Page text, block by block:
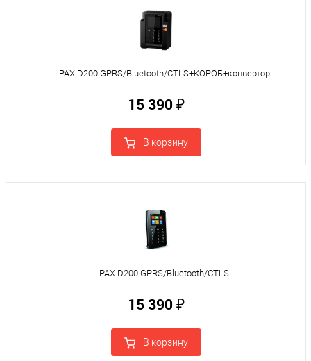
PAX D200 GPRS/Bluetooth/CTLS+КОРОБ+конвертор
15 390 ₽
В корзину
PAX D200 GPRS/Bluetooth/CTLS
15 390 ₽
В корзину